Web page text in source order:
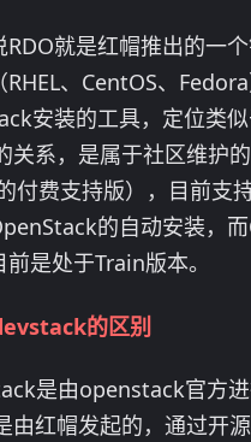
RDO就是红帽推出的一
RHEL、CentOS、
安装的工具，定位类似
关系，是属于社区维护
付费支持版），目前支
的自动安装，
是处于Train版本。
的区别
是由openstack官方
由红帽发起的，通过开